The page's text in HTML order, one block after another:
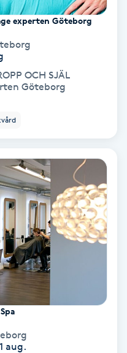
experten Göteborg
OCH SJÄL
Göteborg
aug.